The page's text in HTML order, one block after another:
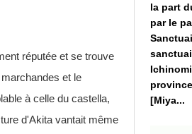
réputée et se trouve
et le
à celle du castella,
d'Akita vantait même
la part
par le
[Miya...